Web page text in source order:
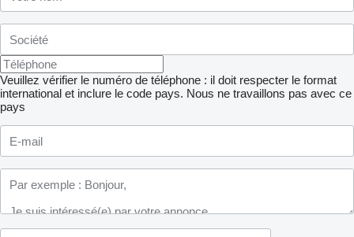
Veuillez vérifier le numéro de téléphone : il doit respecter le format
international et inclure le code pays. Nous ne travaillons pas avec ce
pays